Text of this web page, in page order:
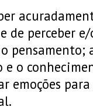
de perceber
pensamento;
e o
emoções